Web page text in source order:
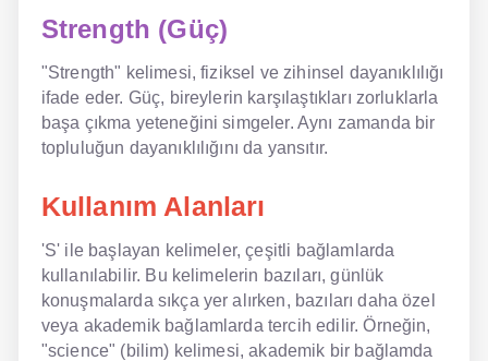
Strength (Güç)
"Strength" kelimesi, fiziksel ve zihinsel dayanıklılığı
ifade eder. Güç, bireylerin karşılaştıkları zorluklarla
başa çıkma yeteneğini simgeler. Aynı zamanda bir
topluluğun dayanıklılığını da yansıtır.
Kullanım Alanları
'S' ile başlayan kelimeler, çeşitli bağlamlarda
kullanılabilir. Bu kelimelerin bazıları, günlük
konuşmalarda sıkça yer alırken, bazıları daha özel
veya akademik bağlamlarda tercih edilir. Örneğin,
"science" (bilim) kelimesi, akademik bir bağlamda